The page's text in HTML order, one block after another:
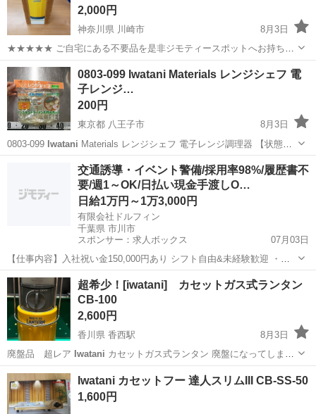
2,000円
神奈川県 川崎市
8月3日
★★★★★ ご自宅にある不要品を是非ジモティースポットへお持ち込
みしませんか？ 家電、趣味・スポーツ・レジャー用品、こども用品、
衣料服飾品、生活雑貨、家具、本、CD・DVDなどが無料でまとめて持
ち込めます！ ※詳細はこ...
神奈川 川崎市
0803-099 Iwatani Materials レンジシェフ 電
子レンジ…
200円
東京都 八王子市
8月3日
0803-099 Iwatani Materials レンジシェフ 電子レンジ調理器 【状態】
・使用頻度の少ない美品です ・詳細は現地でご確認ください ・お値引
きは出来かねますのでご了承願います ※中古品...
八王子市 調理器具 Iwatani
交通誘導・イベント警備/採用率98%/履歴書不
要/週1～OK/日払い現金手渡しO…
日給1万円～1万3,000円
有限会社ドルフィン
千葉県 市川市
スポンサー：求人ボックス
07月03日
【仕事内容】入社祝い金150,000円あり シフト自由&未経験歓迎
・直
行直帰OK ・一部車・自転車・バイク通勤OK ・週1～OK ・日払い・
週払いOK、現金手渡しも可能です! <仕事内容> 建築・土木工事現場
で...
アルバイト・パート
超希少！[iwatani] カセットガス式ランタン
CB-100
2,600円
香川県 香西駅
8月3日
廃盤品 超レア Iwatani カセットガス式ランタン 廃盤になってしまっ
たイワタニのガスランタンです CB缶のガスが使える為、とても便利で
す キャンプや防災対策に最適です！ 収納時 高さ約20.7㎝でコンパク
ト 展開時...
香川 高松市 その他 ランタン
Iwatani カセットフー 達人スリムIII CB-SS-50
1,600円